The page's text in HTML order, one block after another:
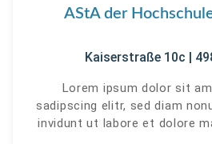
AStA der
Kaiserstraße 10c |
Lorem ipsum dolor sit
sadipscing elitr, sed diam
invidunt ut labore et dolore